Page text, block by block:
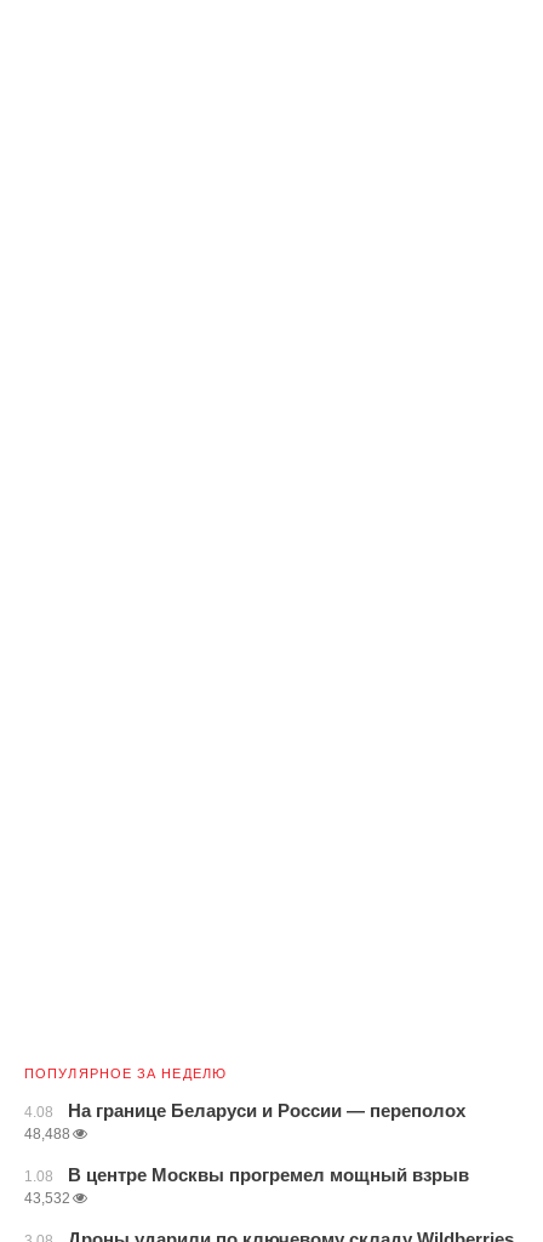
ПОПУЛЯРНОЕ ЗА НЕДЕЛЮ
4.08 На границе Беларуси и России — переполох
48,488
1.08 В центре Москвы прогремел мощный взрыв
43,532